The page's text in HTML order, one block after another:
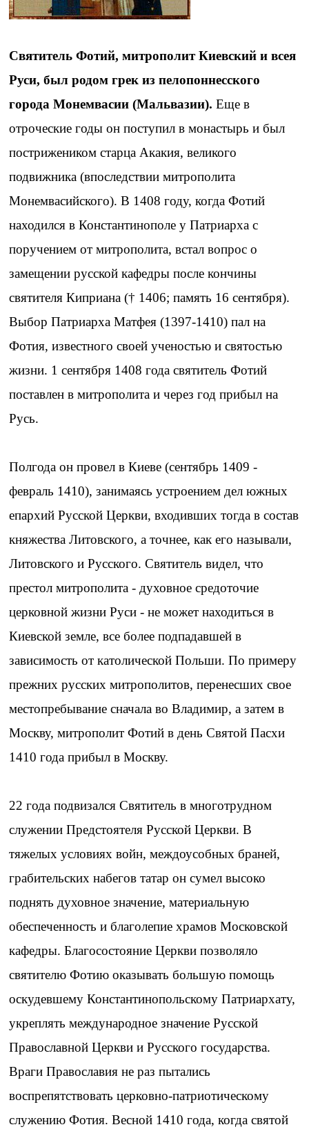
Святитель Фотий, митрополит Киевский и всея
Руси, был родом грек из пелопоннесского
города Монемвасии (Мальвазии). Еще в
отроческие годы он поступил в монастырь и был
пострижеником старца Акакия, великого
подвижника (впоследствии митрополита
Монемвасийского). В 1408 году, когда Фотий
находился в Константинополе у Патриарха с
поручением от митрополита, встал вопрос о
замещении русской кафедры после кончины
святителя Киприана († 1406; память 16 сентября).
Выбор Патриарха Матфея (1397-1410) пал на
Фотия, известного своей ученостью и святостью
жизни. 1 сентября 1408 года святитель Фотий
поставлен в митрополита и через год прибыл на
Русь.
Полгода он провел в Киеве (сентябрь 1409 -
февраль 1410), занимаясь устроением дел южных
епархий Русской Церкви, входивших тогда в состав
княжества Литовского, а точнее, как его называли,
Литовского и Русского. Святитель видел, что
престол митрополита - духовное средоточие
церковной жизни Руси - не может находиться в
Киевской земле, все более подпадавшей в
зависимость от католической Польши. По примеру
прежних русских митрополитов, перенесших свое
местопребывание сначала во Владимир, а затем в
Москву, митрополит Фотий в день Святой Пасхи
1410 года прибыл в Москву.
22 года подвизался Святитель в многотрудном
служении Предстоятеля Русской Церкви. В
тяжелых условиях войн, междоусобных браней,
грабительских набегов татар он сумел высоко
поднять духовное значение, материальную
обеспеченность и благолепие храмов Московской
кафедры. Благосостояние Церкви позволяло
святителю Фотию оказывать большую помощь
оскудевшему Константинопольскому Патриархату,
укреплять международное значение Русской
Православной Церкви и Русского государства.
Враги Православия не раз пытались
воспрепятствовать церковно-патриотическому
служению Фотия. Весной 1410 года, когда святой